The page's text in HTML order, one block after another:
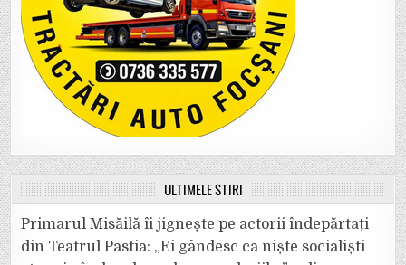
ULTIMELE ȘTIRI
Primarul Misăilă îi jignește pe actorii îndepărtați
din Teatrul Pastia: „Ei gândesc ca niște socialiști